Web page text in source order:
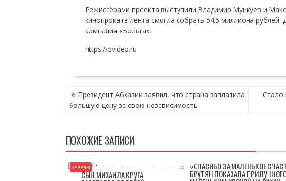
Режиссёрами проекта выступили Владимир Мункуев и
кинопрокате лента смогла собрать 54.5 миллиона
компания «Вольга».
https://ovideo.ru
НАВИГАЦИЯ
ПО
ЗАПИСЯМ
Президент Абхазии заявил, что страна заплатила
большую цену за свою независимость
Стало
ПОХОЖИЕ ЗАПИСИ
Звезды
СЫН МИХАИЛА КРУГА
«СПАСИБО ЗА МАЛЕНЬКОЕ
БРУТЯН ПОКАЗАЛА